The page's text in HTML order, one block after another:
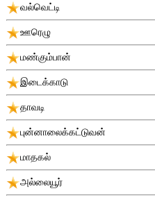
வல்வெட்டி
ஊரெழு
மண்கும்பான்
இடைக்காடு
தாவடி
புன்னாலைக்கட்டுவன்
மாதகல்
அல்லையூர்